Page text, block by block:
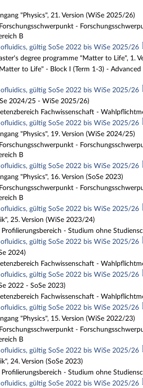
"Physics", 21. Version (WiSe 2025/26)
-
B
gültig SoSe 2022 bis WiSe 2025/26
degree programme "Matter to Life", 1.
to Life" - Block I (Term 1-3) -
gültig SoSe 2022 bis WiSe 2025/26
2024/25 - WiSe 2025/26)
Fachwissenschaft -
gültig SoSe 2022 bis WiSe 2025/26
"Physics", 19. Version (WiSe 2024/25)
-
B
gültig SoSe 2022 bis WiSe 2025/26
"Physics", 16. Version (SoSe 2023)
-
B
gültig SoSe 2022 bis WiSe 2025/26
25. Version (WiSe 2023/24)
Profilierungsbereich - Studium ohne
gültig SoSe 2022 bis WiSe 2025/26
2024)
Fachwissenschaft -
gültig SoSe 2022 bis WiSe 2025/26
2022 - SoSe 2023)
Fachwissenschaft -
gültig SoSe 2022 bis WiSe 2025/26
"Physics", 15. Version (WiSe 2022/23)
-
B
gültig SoSe 2022 bis WiSe 2025/26
24. Version (SoSe 2023)
Profilierungsbereich - Studium ohne
gültig SoSe 2022 bis WiSe 2025/26